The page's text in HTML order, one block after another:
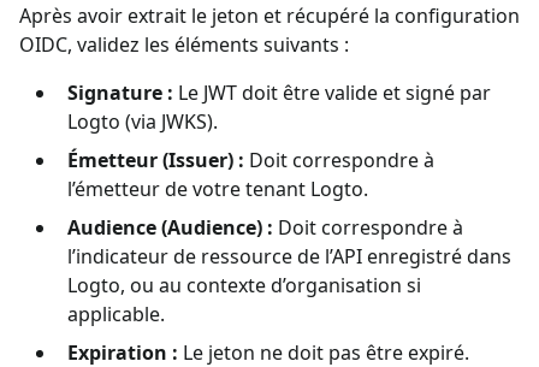
Après avoir extrait le jeton et récupéré la configuration
OIDC, validez les éléments suivants :
Signature : Le JWT doit être valide et signé par
Logto (via JWKS).
Émetteur (Issuer) : Doit correspondre à
l’émetteur de votre tenant Logto.
Audience (Audience) : Doit correspondre à
l’indicateur de ressource de l’API enregistré dans
Logto, ou au contexte d’organisation si
applicable.
Expiration : Le jeton ne doit pas être expiré.